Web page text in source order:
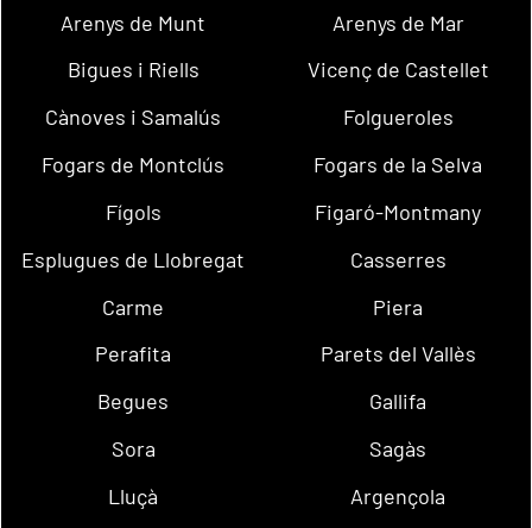
Arenys de Munt
Arenys de Mar
Bigues i Riells
Vicenç de Castellet
Cànoves i Samalús
Folgueroles
Fogars de Montclús
Fogars de la Selva
Fígols
Figaró-Montmany
Esplugues de Llobregat
Casserres
Carme
Piera
Perafita
Parets del Vallès
Begues
Gallifa
Sora
Sagàs
Lluçà
Argençola